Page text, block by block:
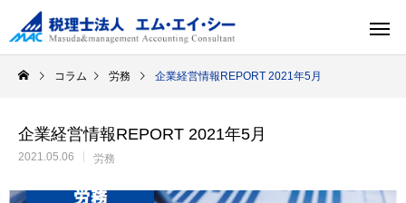
コラム 労務 企業経営情報REPORT 2021年5月
企業経営情報REPORT 2021年5月
2021.05.06 労務